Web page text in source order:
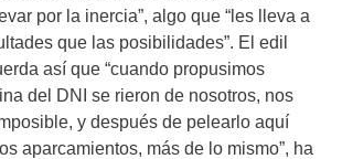
por la inercia”, algo que “les lleva a
que las posibilidades”. El edil
así que “cuando propusimos
del DNI se rieron de nosotros, nos
y después de pelearlo aquí
aparcamientos, más de lo mismo”, ha